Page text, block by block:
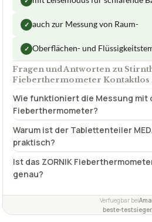
✓ auch zur Messung von Raum-
✓ Oberflächen- und
Fragen und Antworten zu
Fieberthermometer Kontaktlos
Wie funktioniert die Messung mit
Fieberthermometer?
Warum ist der Tablettenteiler
praktisch?
Ist das ZORNIK
genau?
Verfuegbar bei
beste-